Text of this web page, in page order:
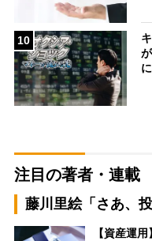
10
注目の著者・連載
藤川里絵「さあ、
【資産運